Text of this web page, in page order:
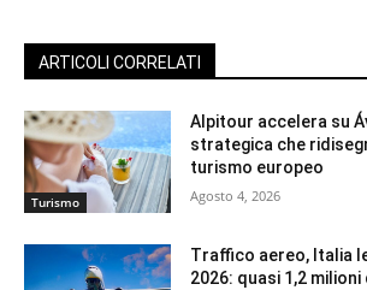
ARTICOLI CORRELATI
Turismo
Alpitour accelera su
strategica che
turismo europeo
Agosto 4, 2026
Traffico aereo, Italia
2026: quasi 1,2